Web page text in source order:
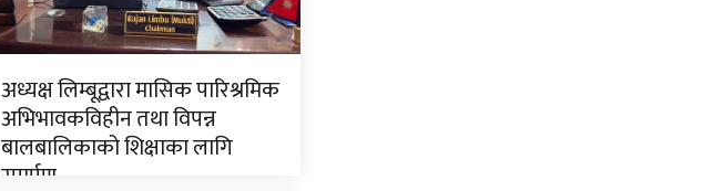
अध्यक्ष लिम्बूद्वारा मासिक पारिश्रमिक
अभिभावकविहीन तथा विपन्न
बालबालिकाको शिक्षाका लागि
समर्पण